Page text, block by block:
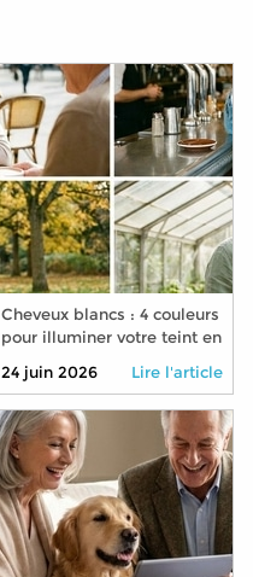
Cheveux blancs : 4 couleurs
pour illuminer votre teint en
24 juin 2026 Lire l'article